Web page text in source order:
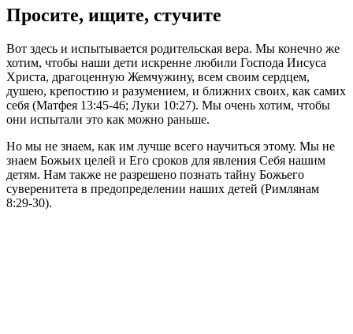
Просите, ищите, стучите
Вот здесь и испытывается родительская вера. Мы конечно же
хотим, чтобы наши дети искренне любили Господа Иисуса
Христа, драгоценную Жемчужину, всем своим сердцем,
душею, крепостию и разумением, и ближних своих, как самих
себя (Матфея 13:45-46; Луки 10:27). Мы очень хотим, чтобы
они испытали это как можно раньше.
Но мы не знаем, как им лучше всего научиться этому. Мы не
знаем Божьих целей и Его сроков для явления Себя нашим
детям. Нам также не разрешено познать тайну Божьего
суверенитета в предопределении наших детей (Римлянам
8:29-30).